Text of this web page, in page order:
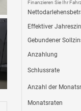
Finanzieren Sie Ihr
Effektiver
Gebundener
Anzahlung
Schlussrate
Anzahl der
Monatsraten